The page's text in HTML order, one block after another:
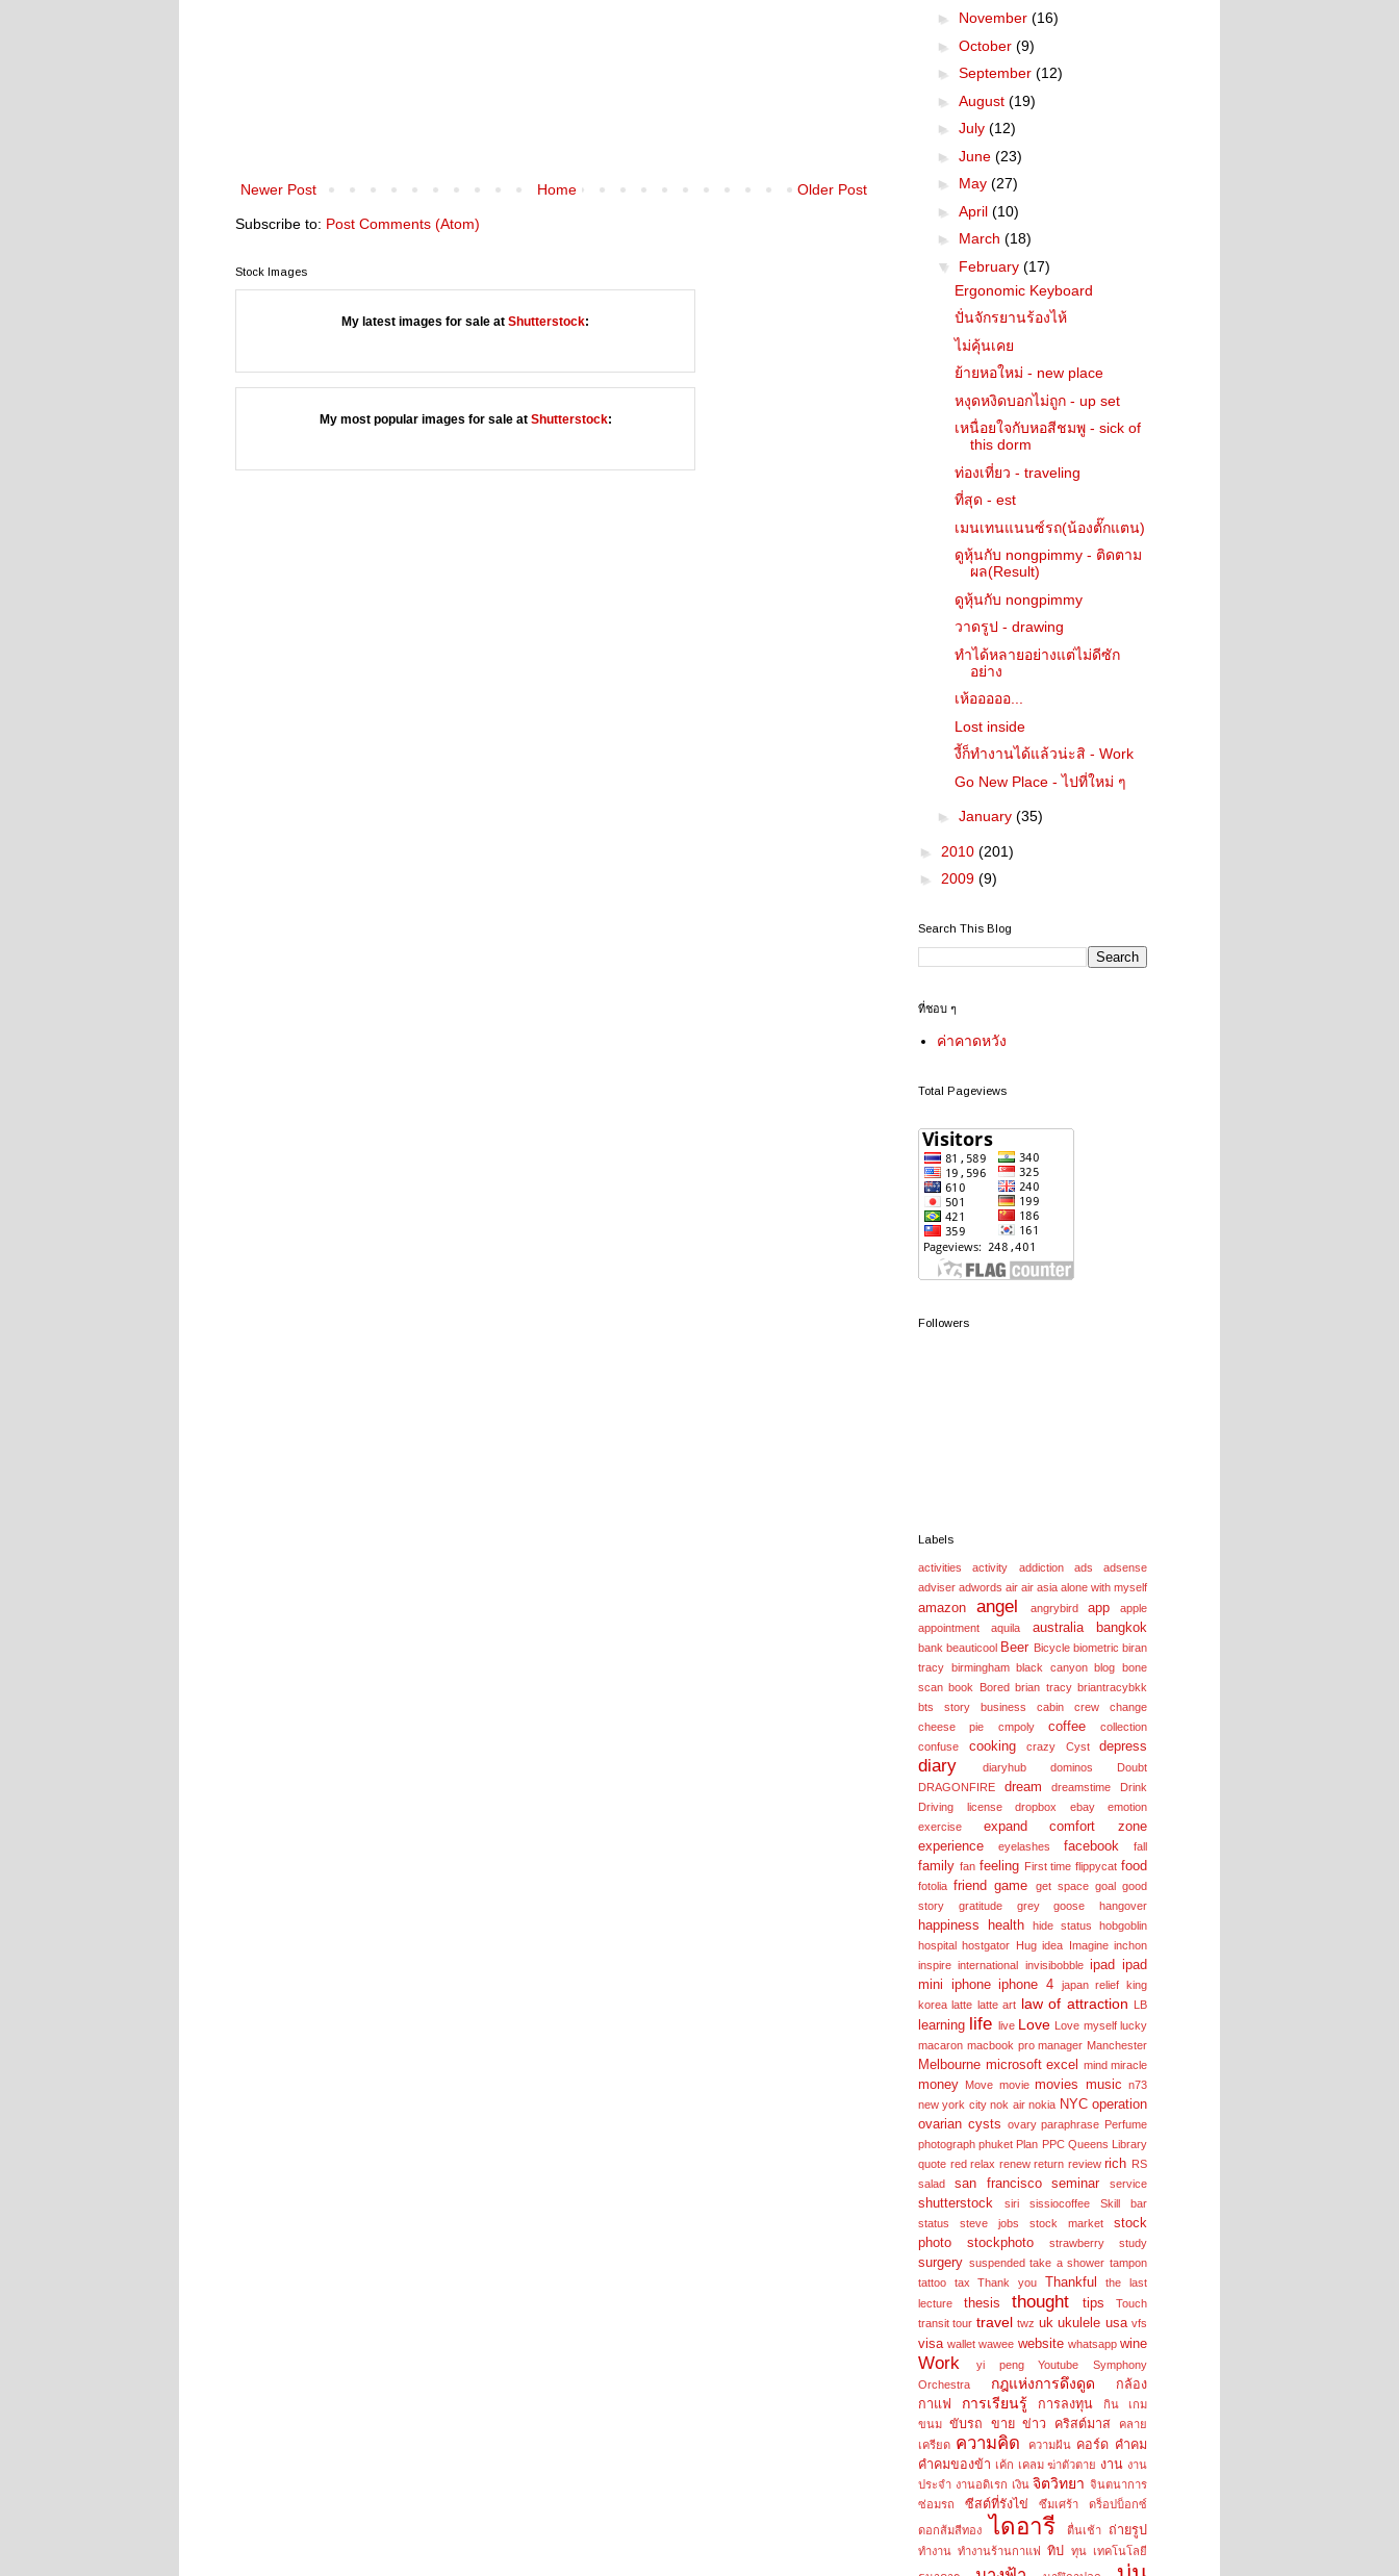
Newer Post Older Post
Home
Subscribe to: Post Comments (Atom)
Stock Images
My latest images for sale at Shutterstock:
My most popular images for sale at Shutterstock:
► November (16)
► October (9)
► September (12)
► August (19)
► July (12)
► June (23)
► May (27)
► April (10)
► March (18)
▼ February (17)
Ergonomic Keyboard
ปั่นจักรยานร้องไห้
ไม่คุ้นเคย
ย้ายหอใหม่ - new place
หงุดหงิดบอกไม่ถูก - up set
เหนื่อยใจกับหอสีชมพู - sick of
this dorm
ท่องเที่ยว - traveling
ที่สุด - est
เมนเทนแนนซ์รถ(น้องตั๊กแตน)
ดูหุ้นกับ nongpimmy - ติดตาม
ผล(Result)
ดูหุ้นกับ nongpimmy
วาดรูป - drawing
ทำได้หลายอย่างแต่ไม่ดีซัก
อย่าง
เห้อออออ...
Lost inside
งี้ก็ทำงานได้แล้วน่ะสิ - Work
Go New Place - ไปที่ใหม่ ๆ
► January (35)
► 2010 (201)
► 2009 (9)
Search This Blog
ที่ชอบ ๆ
ค่าคาดหวัง
Total Pageviews
Followers
Labels
activities activity addiction ads
adsense
adviser adwords air air asia alone with myself
amazon angel angrybird app
apple
appointment
aquila australia bangkok
bank beauticool Beer Bicycle biometric biran
tracy birmingham black canyon blog bone
scan book Bored brian tracy briantracybkk
bts story
business cabin crew
change
cheese pie
cmpoly coffee
collection
confuse
cooking crazy Cyst depress
diary diaryhub dominos
Doubt
DRAGONFIRE
dream dreamstime
Drink
Driving license
dropbox ebay
emotion
exercise
expand comfort zone
experience
eyelashes facebook fall
family fan feeling First time flippycat food
fotolia friend game get space goal good
story
gratitude grey goose hangover
happiness health hide status
hobgoblin
hospital hostgator Hug idea Imagine inchon
inspire international invisibobble ipad ipad
mini
iphone iphone 4 japan relief king
korea latte latte art law of attraction LB
learning life live Love Love myself lucky
macaron macbook pro manager Manchester
Melbourne microsoft excel mind miracle
money Move movie movies music n73
new york city nok air nokia NYC operation
ovarian cysts ovary paraphrase Perfume
photograph phuket Plan PPC Queens Library
quote red relax renew return review rich RS
salad
san francisco seminar service
shutterstock siri sissiocoffee
Skill bar
status
steve jobs stock market
stock
photo
stockphoto strawberry study
surgery suspended take a shower tampon
tattoo
tax Thank you Thankful
the last
lecture
thesis thought tips
Touch
transit tour travel twz uk ukulele usa vfs
visa wallet wawee website whatsapp wine
Work yi peng
Youtube Symphony
Orchestra
กฎแห่งการดึงดูด
กล้อง
กาแฟ
การเรียนรู้ การลงทุน กิน
เกม
ขนม ขับรถ ขาย ข่าว คริสต์มาส
คลาย
เครียด ความคิด ความฝัน คอร์ด คำคม
คำคมของข้า เค้ก เคลม ฆ่าตัวตาย งาน งาน
ประจำ งานอดิเรก เงิน จิตวิทยา จินตนาการ
ซ่อมรถ
ซีสต์ที่รังไข่ ซึมเศร้า ดร็อปบ็อกซ์
ดอกส้มสีทอง ไดอารี ตื่นเช้า ถ่ายรูป
ทำงาน ทำงานร้านกาแฟ ทิป ทุน เทคโนโลยี